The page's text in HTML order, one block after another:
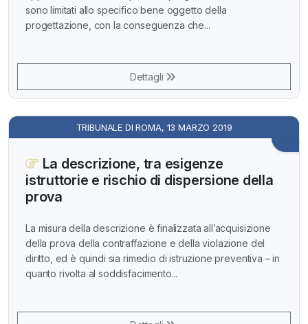
sono limitati allo specifico bene oggetto della
progettazione, con la conseguenza che...
Dettagli
TRIBUNALE DI ROMA, 13 MARZO 2019
La descrizione, tra esigenze
istruttorie e rischio di dispersione della
prova
La misura della descrizione è finalizzata all’acquisizione
della prova della contraffazione e della violazione del
diritto, ed è quindi sia rimedio di istruzione preventiva – in
quanto rivolta al soddisfacimento...